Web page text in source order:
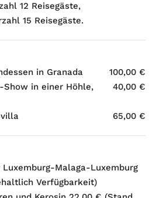
12 Reisegäste,
15 Reisegäste.
in Granada
100,00 €
Show in einer Höhle,
40,00 €
65,00 €
Malaga-Luxemburg
Verfügbarkeit)